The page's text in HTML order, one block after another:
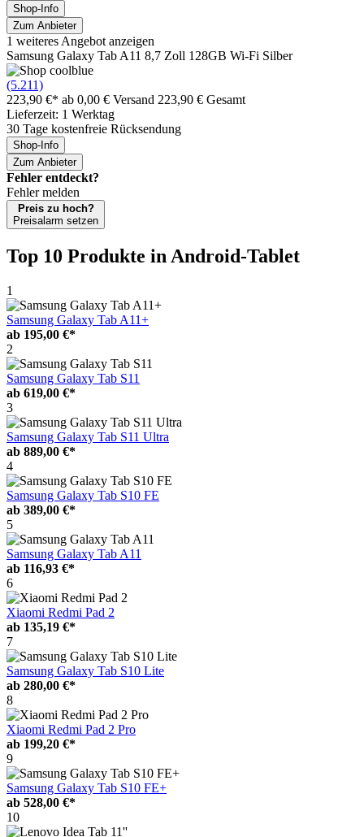
Shop-Info
Zum Anbieter
1 weiteres Angebot anzeigen
Samsung Galaxy Tab A11 8,7 Zoll 128GB Wi-Fi Silber
(5.211)
223,90 €* ab 0,00 € Versand 223,90 € Gesamt
Lieferzeit: 1 Werktag
30 Tage kostenfreie Rücksendung
Shop-Info
Zum Anbieter
Fehler entdeckt?
Fehler melden
Preis zu hoch?
Preisalarm setzen
Top 10 Produkte in Android-Tablet
1
Samsung Galaxy Tab A11+
ab 195,00 €*
2
Samsung Galaxy Tab S11
ab 619,00 €*
3
Samsung Galaxy Tab S11 Ultra
ab 889,00 €*
4
Samsung Galaxy Tab S10 FE
ab 389,00 €*
5
Samsung Galaxy Tab A11
ab 116,93 €*
6
Xiaomi Redmi Pad 2
ab 135,19 €*
7
Samsung Galaxy Tab S10 Lite
ab 280,00 €*
8
Xiaomi Redmi Pad 2 Pro
ab 199,20 €*
9
Samsung Galaxy Tab S10 FE+
ab 528,00 €*
10